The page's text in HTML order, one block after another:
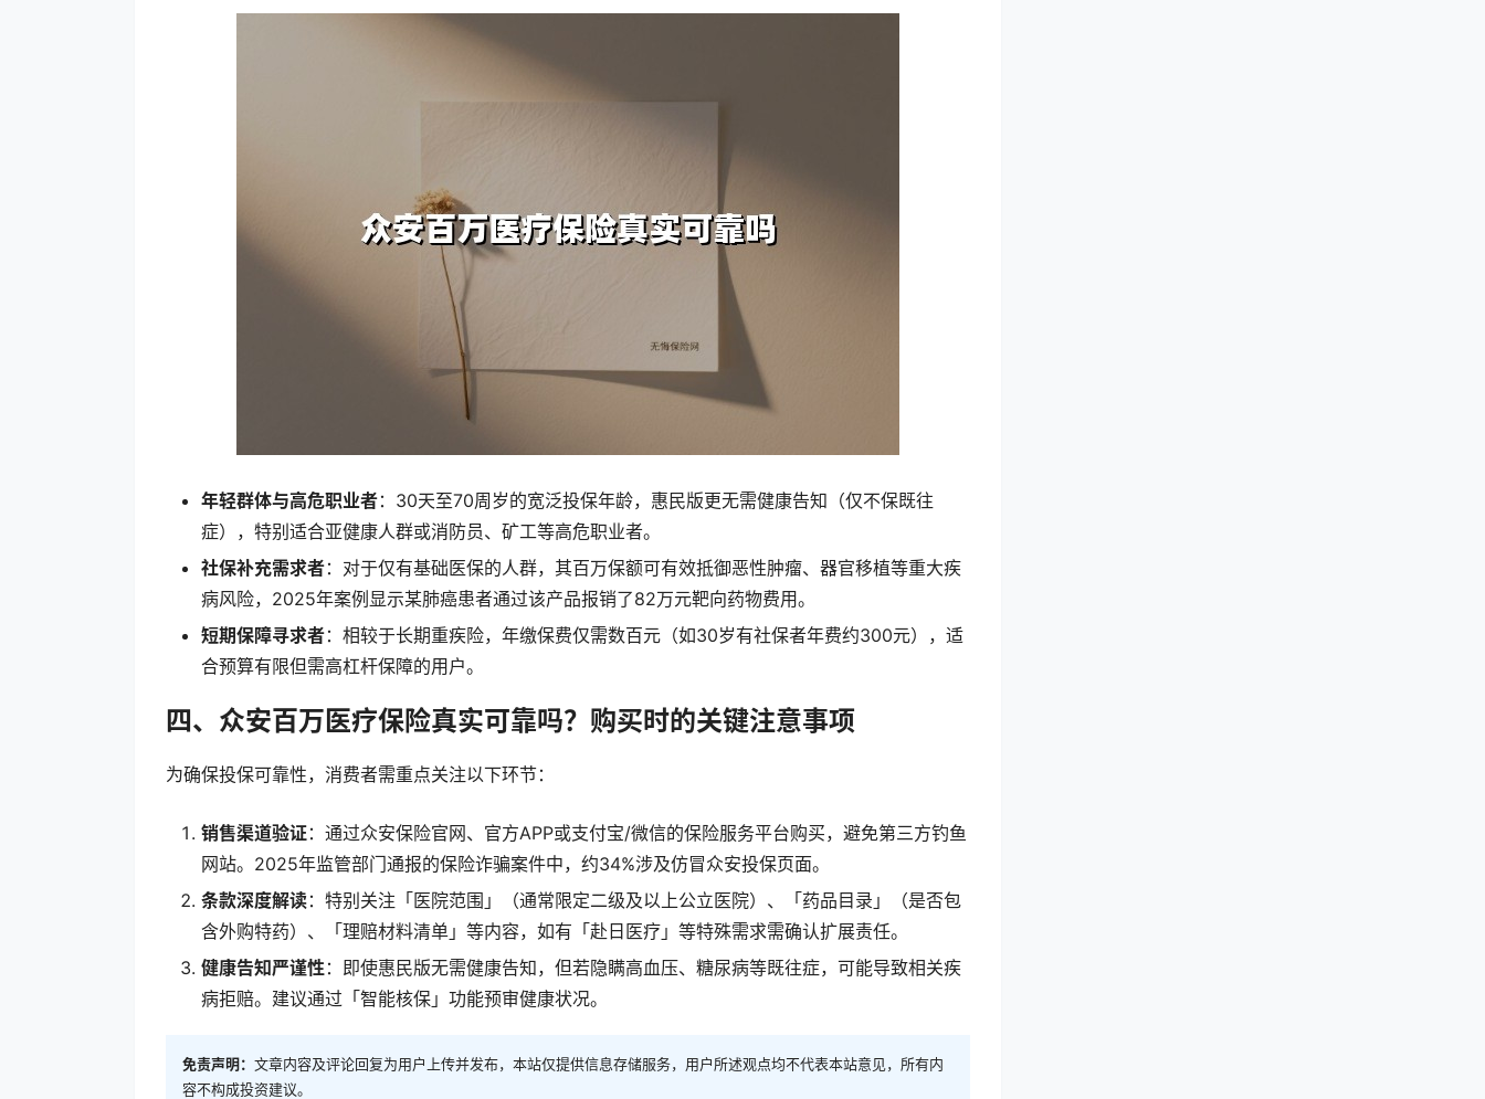
年轻群体与高危职业者：30天至70周岁的宽泛投保年龄，惠民版更无需健康告知（仅不保既往
症），特别适合亚健康人群或消防员、矿工等高危职业者。
社保补充需求者：对于仅有基础医保的人群，其百万保额可有效抵御恶性肿瘤、器官移植等重大疾
病风险，2025年案例显示某肺癌患者通过该产品报销了82万元靶向药物费用。
短期保障寻求者：相较于长期重疾险，年缴保费仅需数百元（如30岁有社保者年费约300元），适
合预算有限但需高杠杆保障的用户。
四、众安百万医疗保险真实可靠吗？购买时的关键注意事项
为确保投保可靠性，消费者需重点关注以下环节：
销售渠道验证：通过众安保险官网、官方APP或支付宝/微信的保险服务平台购买，避免第三方钓鱼
网站。2025年监管部门通报的保险诈骗案件中，约34%涉及仿冒众安投保页面。
条款深度解读：特别关注「医院范围」（通常限定二级及以上公立医院）、「药品目录」（是否包
含外购特药）、「理赔材料清单」等内容，如有「赴日医疗」等特殊需求需确认扩展责任。
健康告知严谨性 ：即使惠民版无需健康告知，但若隐瞒高血压、糖尿病等既往症，可能导致相关疾
病拒赔。建议通过「智能核保」功能预审健康状况。
免责声明： 文章内容及评论回复为用户上传并发布，本站仅提供信息存储服务，用户所述观点均不代表本站意见，所有内
容不构成投资建议。